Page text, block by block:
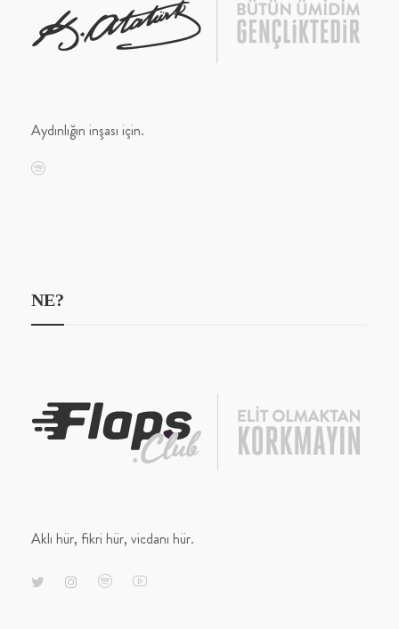
Aydınlığın inşası için.
NE?
Aklı hür, fikri hür, vicdanı hür.